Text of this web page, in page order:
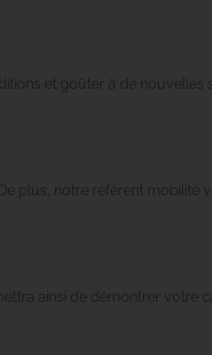
et goûter à de nouvelles
plus, notre référent mobilité
ainsi de démontrer votre